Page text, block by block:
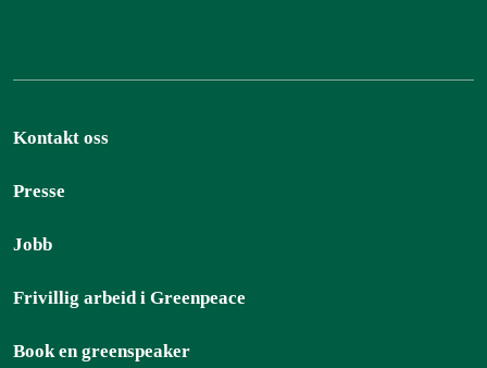
Kontakt oss
Presse
Jobb
Frivillig arbeid i Greenpeace
Book en greenspeaker